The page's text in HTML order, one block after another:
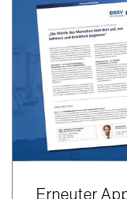
Erneuter